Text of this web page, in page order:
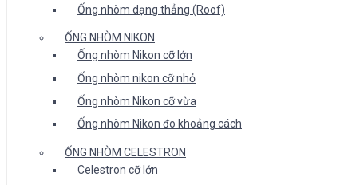
Ống nhòm dạng thẳng (Roof)
ỐNG NHÒM NIKON
Ống nhòm Nikon cỡ lớn
Ống nhòm nikon cỡ nhỏ
Ống nhòm Nikon cỡ vừa
Ống nhòm Nikon đo khoảng cách
ỐNG NHÒM CELESTRON
Celestron cỡ lớn